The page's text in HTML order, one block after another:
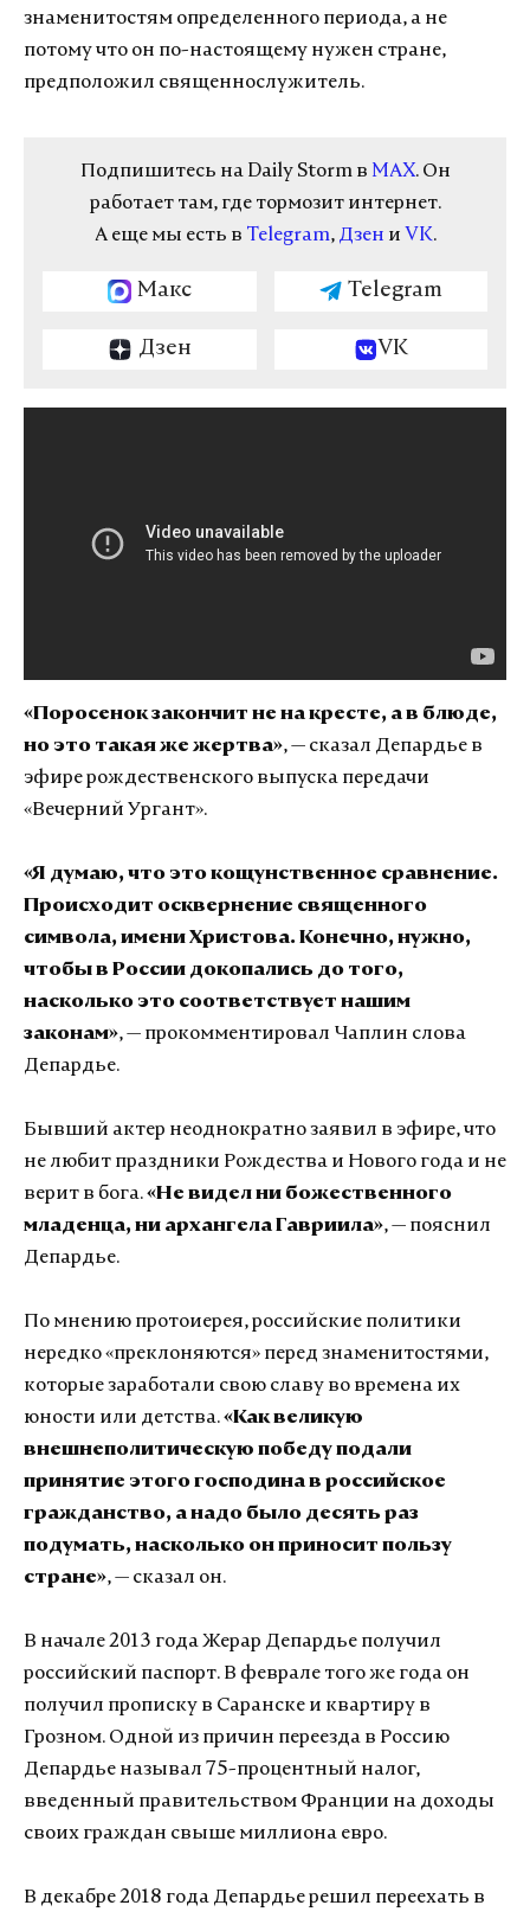
знаменитостям определенного периода, а не
потому что он по-настоящему нужен стране,
предположил священнослужитель.
Подпишитесь на Daily Storm в MAX. Он
работает там, где тормозит интернет.
А еще мы есть в Telegram, Дзен и VK.
Макс Telegram
Дзен VK
«Поросенок закончит не на кресте, а в блюде,
но это такая же жертва», — сказал Депардье в
эфире рождественского выпуска передачи
«Вечерний Ургант».
«Я думаю, что это кощунственное сравнение.
Происходит осквернение священного
символа, имени Христова. Конечно, нужно,
чтобы в России докопались до того,
насколько это соответствует нашим
законам», — прокомментировал Чаплин слова
Депардье.
Бывший актер неоднократно заявил в эфире, что
не любит праздники Рождества и Нового года и не
верит в бога.«Не видел ни божественного
младенца, ни архангела Гавриила», — пояснил
Депардье.
По мнению протоиерея, российские политики
нередко «преклоняются» перед знаменитостями,
которые заработали свою славу во времена их
юности или детства.«Как великую
внешнеполитическую победу подали
принятие этого господина в российское
гражданство, а надо было десять раз
подумать, насколько он приносит пользу
стране», — сказал он.
В начале 2013 года Жерар Депардье получил
российский паспорт. В феврале того же года он
получил прописку в Саранске и квартиру в
Грозном. Одной из причин переезда в Россию
Депардье называл 75-процентный налог,
введенный правительством Франции на доходы
своих граждан свыше миллиона евро.
В декабре 2018 года Депардье решил переехать в